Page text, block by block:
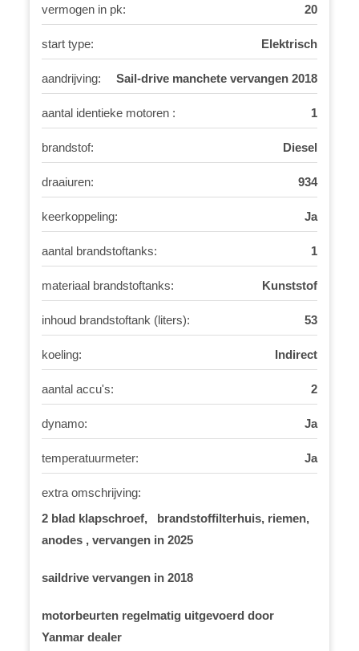
vermogen in pk: 20
start type: Elektrisch
aandrijving: Sail-drive manchete vervangen 2018
aantal identieke motoren : 1
brandstof: Diesel
draaiuren: 934
keerkoppeling: Ja
aantal brandstoftanks: 1
materiaal brandstoftanks: Kunststof
inhoud brandstoftank (liters): 53
koeling: Indirect
aantal accu's: 2
dynamo: Ja
temperatuurmeter: Ja
extra omschrijving:
2 blad klapschroef, brandstoffilterhuis, riemen,
anodes , vervangen in 2025
saildrive vervangen in 2018
motorbeurten regelmatig uitgevoerd door
Yanmar dealer